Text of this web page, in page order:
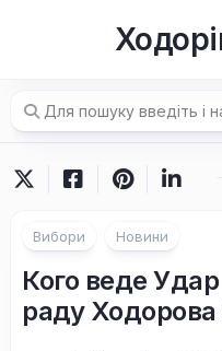
Вибори Новини
Кого веде
раду